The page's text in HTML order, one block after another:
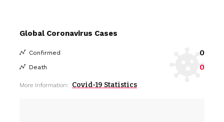
Global Coronavirus Cases
Confirmed 0
Death 0
More Information: Covid-19 Statistics